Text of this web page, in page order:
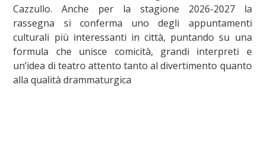
Cazzullo. Anche per la stagione 2026-2027 la
rassegna si conferma uno degli appuntamenti
culturali più interessanti in città, puntando su una
formula che unisce comicità, grandi interpreti e
un’idea di teatro attento tanto al divertimento quanto
alla qualità drammaturgica